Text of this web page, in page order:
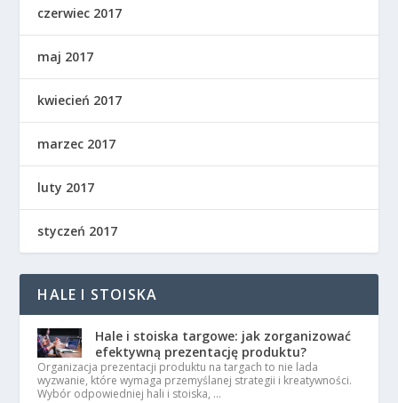
czerwiec 2017
maj 2017
kwiecień 2017
marzec 2017
luty 2017
styczeń 2017
HALE I STOISKA
Hale i stoiska targowe: jak zorganizować
efektywną prezentację produktu?
Organizacja prezentacji produktu na targach to nie lada
wyzwanie, które wymaga przemyślanej strategii i kreatywności.
Wybór odpowiedniej hali i stoiska, …